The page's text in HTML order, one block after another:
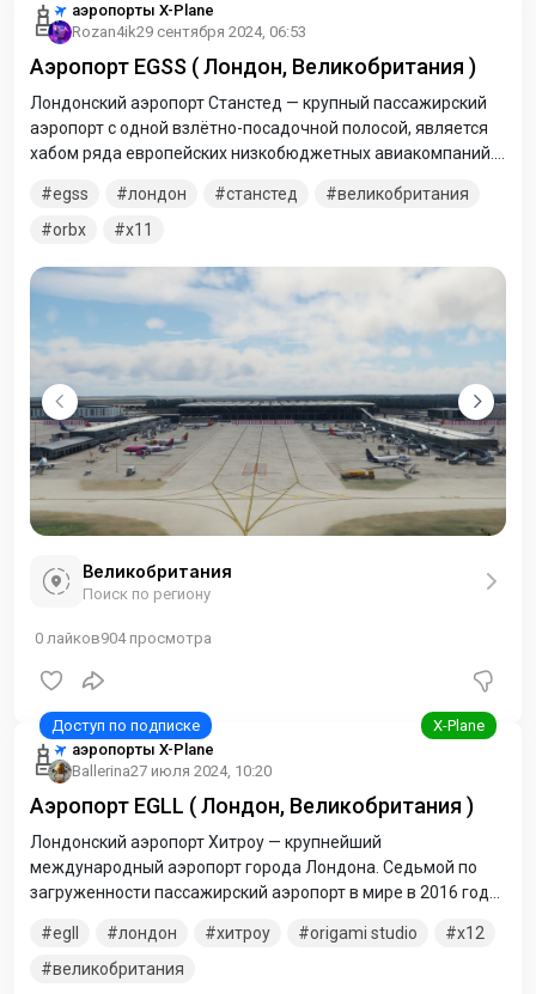
аэропорты X-Plane
Rozan4ik29 сентября 2024, 06:53
Аэропорт EGSS ( Лондон, Великобритания )
Лондонский аэропорт Станстед — крупный пассажирский
аэропорт с одной взлётно-посадочной полосой, является
хабом ряда европейских низкобюджетных авиакомпаний.
Эссекс в 48 км на северо-восток от Лондона. Находится в 3
км от Бишопс Стортфорд и в 10 км от Харлоу.
egss лондон станстед
великобритания
orbx
x11
Великобритания
Поиск по региону
0 лайков904просмотра
аэропорты X-Plane
Ballerina27 июля 2024, 10:20
Аэропорт EGLL ( Лондон, Великобритания )
Лондонский аэропорт Хитроу — крупнейший
международный аэропорт города Лондона. Седьмой по
загруженности пассажирский аэропорт в мире в 2016 году,
центрального Лондона. Включает 5 терминалов: один
грузовой и 4 пассажирских терминала.
egll лондон хитроу origami studio
x12
великобритания